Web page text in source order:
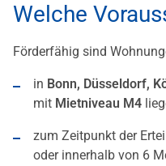
Welche
Förderfähig sind
in Bonn, Düsseldorf,
mit Mietniveau M4
zum Zeitpunkt der
oder innerhalb von 6